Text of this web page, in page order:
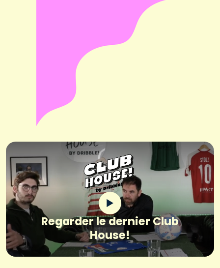
Regarder le dernier Club
House!